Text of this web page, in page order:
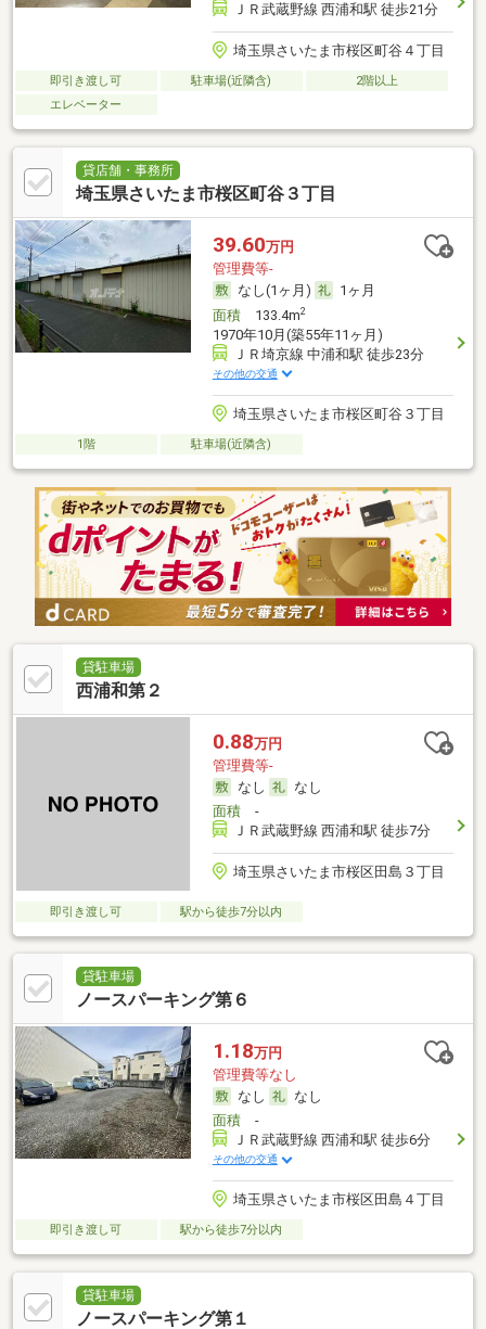
ＪＲ武蔵野線 西浦和駅 徒歩21分
埼玉県さいたま市桜区町谷４丁目
即引き渡し可 駐車場(近隣含)
2階以上
エレベーター
貸店舗・事務所
埼玉県さいたま市桜区町谷３丁目
39.60万円
管理費等-
なし(1ヶ月)
1ヶ月
面積133.4m2
1970年10月(築55年11ヶ月)
ＪＲ埼京線 中浦和駅 徒歩23分
その他の交通
埼玉県さいたま市桜区町谷３丁目
1階 駐車場(近隣含)
貸駐車場
西浦和第２
0.88万円
管理費等-
なし
なし
面積-
ＪＲ武蔵野線 西浦和駅 徒歩7分
埼玉県さいたま市桜区田島３丁目
即引き渡し可 駅から徒歩7分以内
貸駐車場
ノースパーキング第６
1.18万円
管理費等なし
なし
なし
面積-
ＪＲ武蔵野線 西浦和駅 徒歩6分
その他の交通
埼玉県さいたま市桜区田島４丁目
即引き渡し可 駅から徒歩7分以内
貸駐車場
ノースパーキング第１